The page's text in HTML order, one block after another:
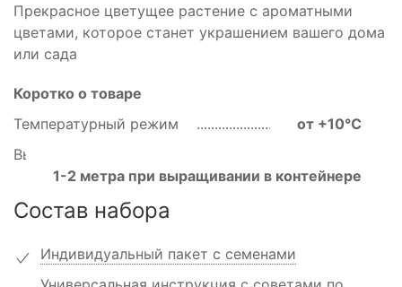
Прекрасное цветущее растение с ароматными
цветами, которое станет украшением вашего дома
или сада
Коротко о товаре
Температурный режим
от +10℃
Высота
1-2 метра при выращивании в контейнере
Состав набора
Индивидуальный пакет с семенами